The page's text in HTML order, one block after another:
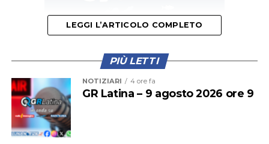
Il provvedimento disciplina anche la somministrazione
di bevande alcoliche e le attività di intrattenimento
musicale e danzante, con l’obiettivo di prevenire
situazioni di criticità legate agli assembramenti e
all’utilizzo improprio delle spiagge.
LEGGI L’ARTICOLO COMPLETO
PIÙ LETTI
NOTIZIARI 4 ore fa
GR Latina – 9 agosto 2026 ore 9